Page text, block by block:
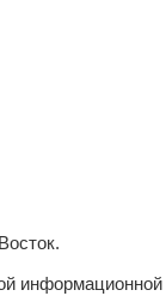
информационной